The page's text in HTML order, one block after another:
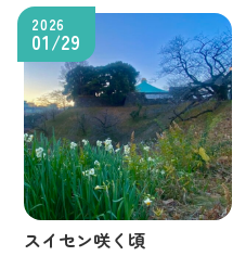
2026
01/29
スイセン咲く頃